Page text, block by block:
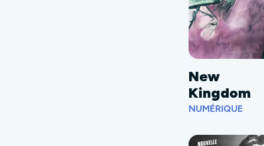
New
Kingdom
NUMÉRIQUE